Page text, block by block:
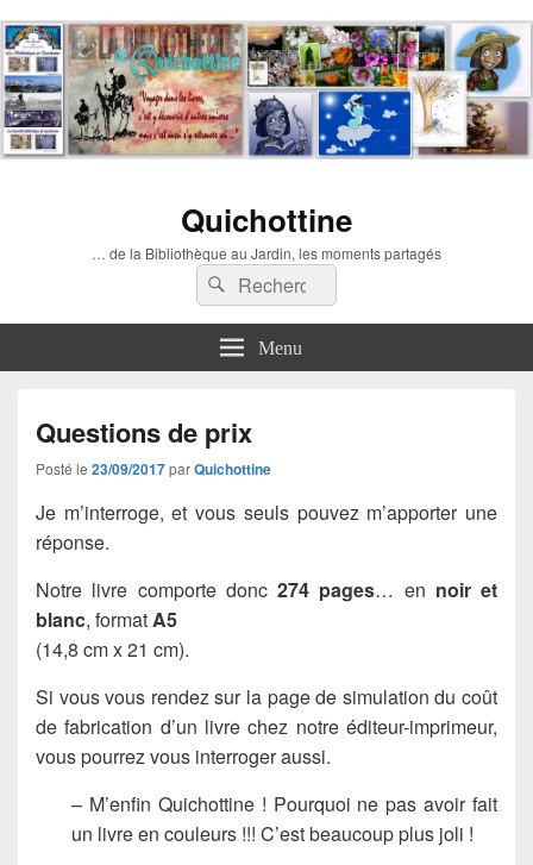
Quichottine
… de la Bibliothèque au Jardin, les moments partagés
Recherche :
Rechercher
Menu
Questions de prix
Posté le 23/09/2017parQuichottine
Je m’interroge, et vous seuls pouvez m’apporter une
réponse.
Notre livre comporte donc 274 pages… en noir et
blanc, format A5
(14,8 cm x 21 cm).
Si vous vous rendez sur la page de simulation du coût
de fabrication d’un livre chez notre éditeur-imprimeur,
vous pourrez vous interroger aussi.
– M’enfin Quichottine ! Pourquoi ne pas avoir fait
un livre en couleurs !!! C’est beaucoup plus joli !